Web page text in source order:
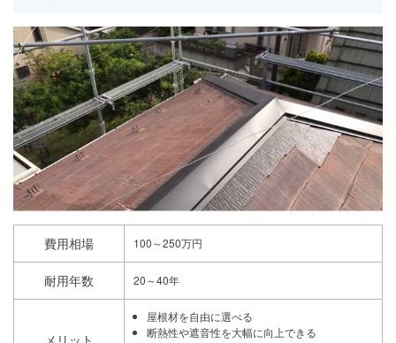
費用相場 100～250万円
耐用年数 20～40年
メリット
屋根材を自由に選べる
断熱性や遮音性を大幅に向上できる